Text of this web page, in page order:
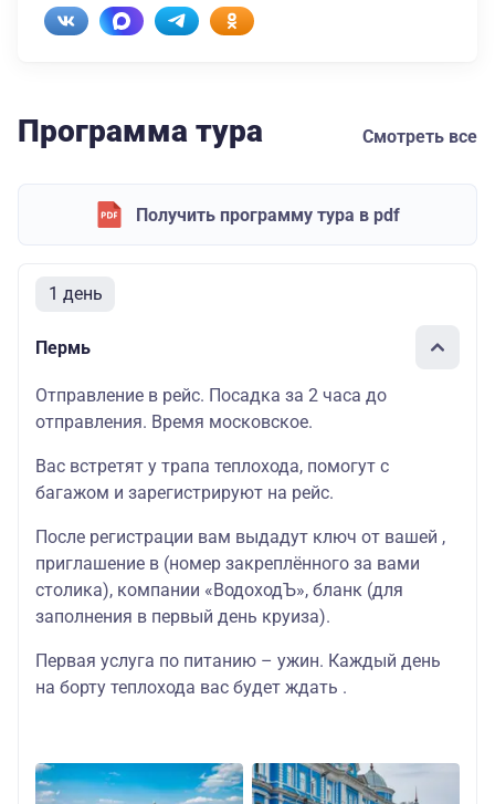
Программа тура Смотреть все
Получить программу тура в pdf
1 день
Пермь
Отправление в рейс. Посадка за 2 часа до
отправления. Время московское.
Вас встретят у трапа теплохода, помогут с
багажом и зарегистрируют на рейс.
После регистрации вам выдадут ключ от вашей ,
приглашение в (номер закреплённого за вами
столика), компании «ВодоходЪ», бланк (для
заполнения в первый день круиза).
Первая услуга по питанию – ужин. Каждый день
на борту теплохода вас будет ждать .